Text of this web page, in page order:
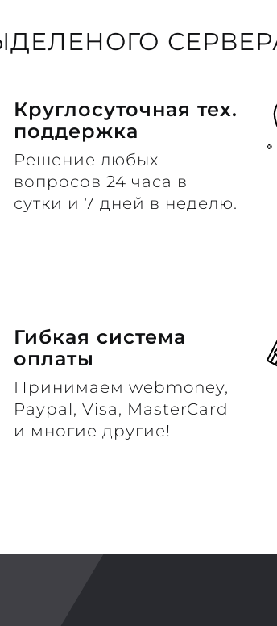
СЕРВЕРА
Круглосуточная тех.
поддержка
Решение любых
вопросов 24 часа в
сутки и 7 дней в неделю.
Гибкая система
оплаты
Принимаем webmoney,
Paypal, Visa, MasterCard
и многие другие!